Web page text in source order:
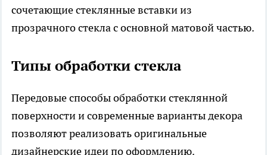
сочетающие стеклянные вставки из
прозрачного стекла с основной матовой частью.
Типы обработки стекла
Передовые способы обработки стеклянной
поверхности и современные варианты декора
позволяют реализовать оригинальные
дизайнерские идеи по оформлению.